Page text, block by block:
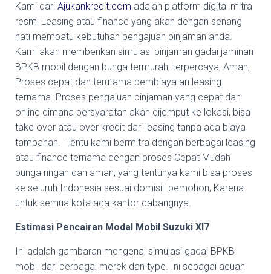
Kami dari Ajukankredit.com adalah platform digital mitra
resmi Leasing atau finance yang akan dengan senang
hati membatu kebutuhan pengajuan pinjaman anda.
Kami akan memberikan simulasi pinjaman gadai jaminan
BPKB mobil dengan bunga termurah, terpercaya, Aman,
Proses cepat dan terutama pembiaya an leasing
ternama. Proses pengajuan pinjaman yang cepat dan
online dimana persyaratan akan dijemput ke lokasi, bisa
take over atau over kredit dari leasing tanpa ada biaya
tambahan. Tentu kami bermitra dengan berbagai leasing
atau finance ternama dengan proses Cepat Mudah
bunga ringan dan aman, yang tentunya kami bisa proses
ke seluruh Indonesia sesuai domisili pemohon, Karena
untuk semua kota ada kantor cabangnya.
Estimasi Pencairan Modal Mobil Suzuki Xl7
Ini adalah gambaran mengenai simulasi gadai BPKB
mobil dari berbagai merek dan type. Ini sebagai acuan